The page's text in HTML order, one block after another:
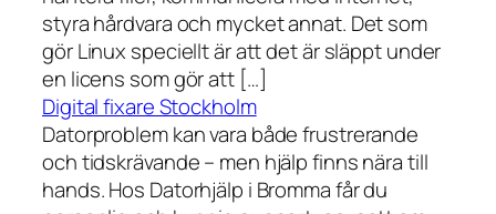
styra hårdvara och mycket annat. Det som
gör Linux speciellt är att det är släppt under
en licens som gör att […]
Digital fixare Stockholm
Datorproblem kan vara både frustrerande
och tidskrävande – men hjälp finns nära till
hands. Hos Datorhjälp i Bromma får du